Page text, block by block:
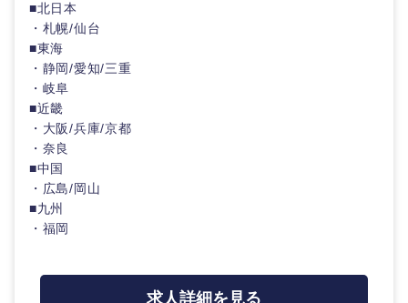
■北日本
・札幌/仙台
■東海
・静岡/愛知/三重
・岐阜
■近畿
・大阪/兵庫/京都
・奈良
■中国
・広島/岡山
■九州
・福岡
求人詳細を見る